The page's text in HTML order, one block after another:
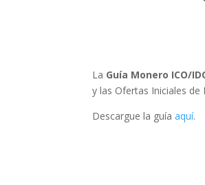
La Guía Monero ICO/
y las Ofertas Iniciales de
Descargue la guíaaquí.